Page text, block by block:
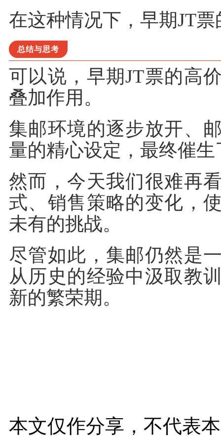
在这种情况下，早期JT
总结与思考
可以说，早期JT票的高
叠加作用。
集邮环境的逐步放开、
量的精心设定，最终催
然而，今天我们很难再
式、销售策略的变化，
未有的挑战。
尽管如此，集邮仍然是
从历史的经验中汲取教
新的繁荣期。
本文仅作分享，不代表